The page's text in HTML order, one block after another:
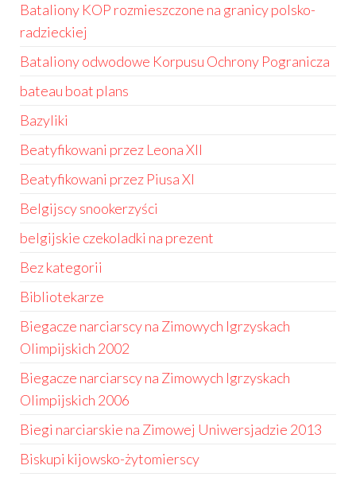
Bataliony KOP rozmieszczone na granicy polsko-
radzieckiej
Bataliony odwodowe Korpusu Ochrony Pogranicza
bateau boat plans
Bazyliki
Beatyfikowani przez Leona XII
Beatyfikowani przez Piusa XI
Belgijscy snookerzyści
belgijskie czekoladki na prezent
Bez kategorii
Bibliotekarze
Biegacze narciarscy na Zimowych Igrzyskach
Olimpijskich 2002
Biegacze narciarscy na Zimowych Igrzyskach
Olimpijskich 2006
Biegi narciarskie na Zimowej Uniwersjadzie 2013
Biskupi kijowsko-żytomierscy